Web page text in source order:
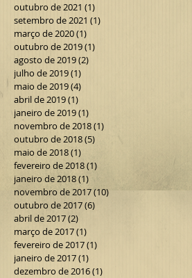
outubro de 2021 (1)
setembro de 2021 (1)
março de 2020(1)
outubro de 2019(1)
agosto de 2019(2)
julho de 2019(1)
maio de 2019(4)
abril de 2019(1)
janeiro de 2019(1)
novembro de 2018(1)
outubro de 2018(5)
maio de 2018(1)
fevereiro de 2018(1)
janeiro de 2018(1) 1 post
novembro de 2017(10) 10 posts
outubro de 2017(6)
abril de 2017(2)
março de 2017(1)
fevereiro de 2017(1)
janeiro de 2017(1)
dezembro de 2016(1)